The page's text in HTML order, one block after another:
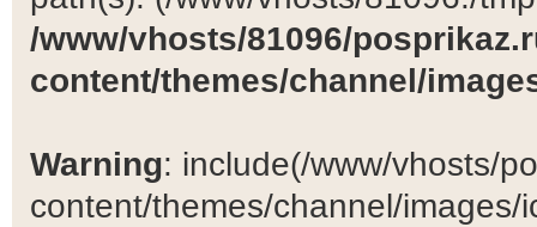
/www/vhosts/81096/
content/themes/channel/
Warning: include(/www/vhosts/
content/themes/channel/